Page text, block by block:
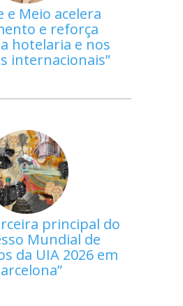
e Meio acelera
e reforça
hotelaria e nos
internacionais
principal do
Mundial de
da UIA 2026 em